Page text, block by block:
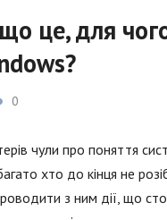
це, для
0
чули про поняття
хто до кінця не
з ним дії, що